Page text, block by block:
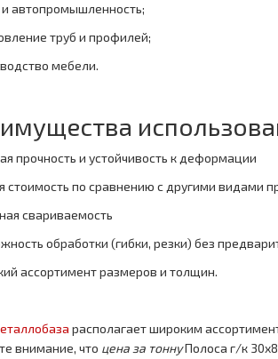
автопромышленность;
труб и профилей;
мебели.
прочность и устойчивость к деформации
стоимость по сравнению с другими видами
свариваемость
обработки (гибки, резки) без
ассортимент размеров и толщин.
располагает широким
внимание, что цена за тоннуПолоса г/к